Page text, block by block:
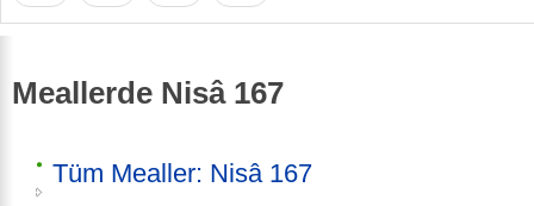
Meallerde Nisâ 167
Tüm Mealler: Nisâ 167